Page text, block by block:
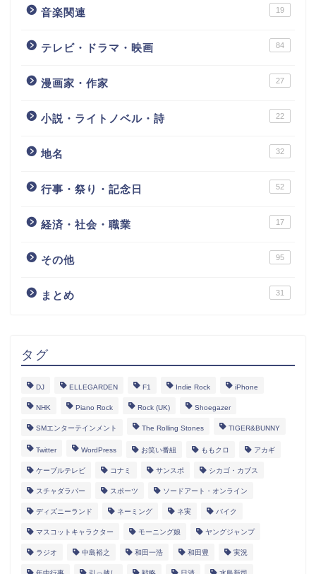
音楽関連 19
テレビ・ドラマ・映画 84
漫画家・作家 27
小説・ライトノベル・詩 22
地名 32
行事・祭り・記念日 52
経済・社会・職業 17
その他 95
まとめ 31
タグ
DJ ELLEGARDEN F1 Indie Rock iPhone
NHK Piano Rock Rock (UK) Shoegazer
SMエンターテインメント The Rolling Stones TIGER&BUNNY
Twitter WordPress お笑い番組 ももクロ アカギ
ケーブルテレビ コナミ サンスポ シカゴ・カブス
スチャダラパー スポーツ ソードアート・オンライン
ディズニーランド ネーミング ネ実 バイク
マスコットキャラクター モーニング娘 ヤングジャンプ
ラジオ 中島裕之 和田一浩 和田豊 実況